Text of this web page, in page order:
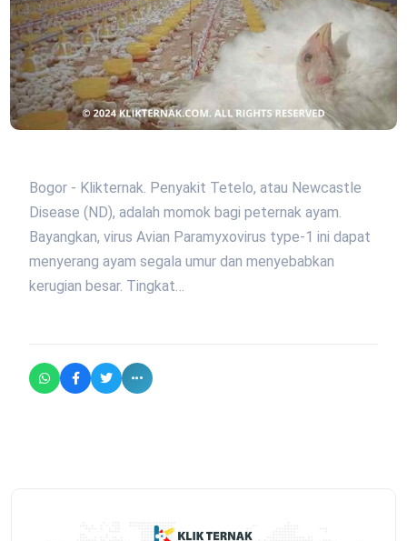
Bogor - Klikternak. Penyakit Tetelo, atau Newcastle
Disease (ND), adalah momok bagi peternak ayam.
Bayangkan, virus Avian Paramyxovirus type-1 ini dapat
menyerang ayam segala umur dan menyebabkan
kerugian besar. Tingkat…